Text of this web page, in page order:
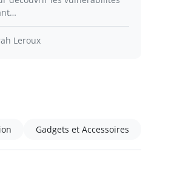
Leroux
Gadgets et Accessoires